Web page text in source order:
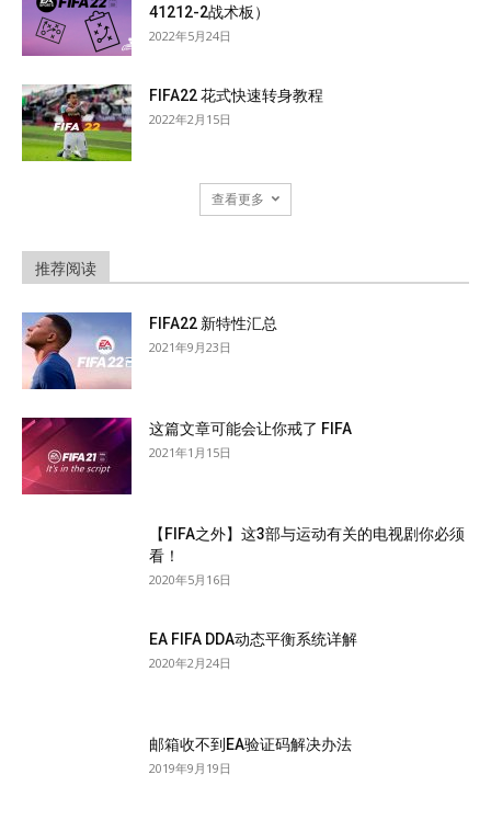
41212-2战术板）
2022年5月24日
FIFA22 花式快速转身教程
2022年2月15日
查看更多
推荐阅读
FIFA22 新特性汇总
2021年9月23日
这篇文章可能会让你戒了 FIFA
2021年1月15日
【FIFA之外】这3部与运动有关的电视剧你必须
看！
2020年5月16日
EA FIFA DDA动态平衡系统详解
2020年2月24日
邮箱收不到EA验证码解决办法
2019年9月19日